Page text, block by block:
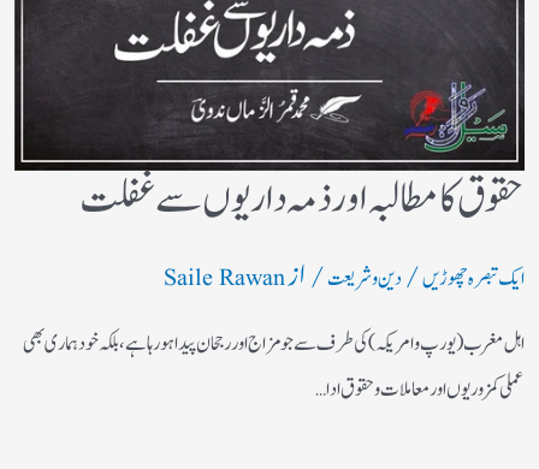
حقوق کا مطالبہ اور ذمہ داریوں سے غفلت
ایک تبصرہ چھوڑیں/دین و شریعت/ ازSaile Rawan
اہل مغرب (یورپ و امریکہ)کی طرف سے جو مزاج اور رجحان پیدا ہورہا ہے، بلکہ خود ہماری بھی
عملی کمزوریوں اور معاملات و حقوق ادا…